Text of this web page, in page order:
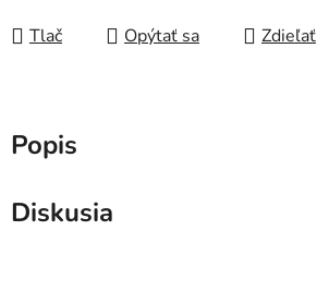
Tlač Opýtať sa Zdieľať
Popis
Diskusia